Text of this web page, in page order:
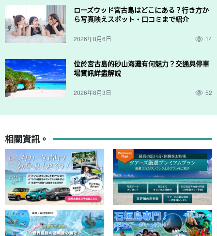
ローズウッド宮古島はどこにある？行き方か
ら写真映えスポット・口コミまで紹介
2026年8月6日 14
位於宮古島的砂山海灘有何魅力？交通與停車
場資訊詳盡解說
2026年8月3日 52
相關資訊。